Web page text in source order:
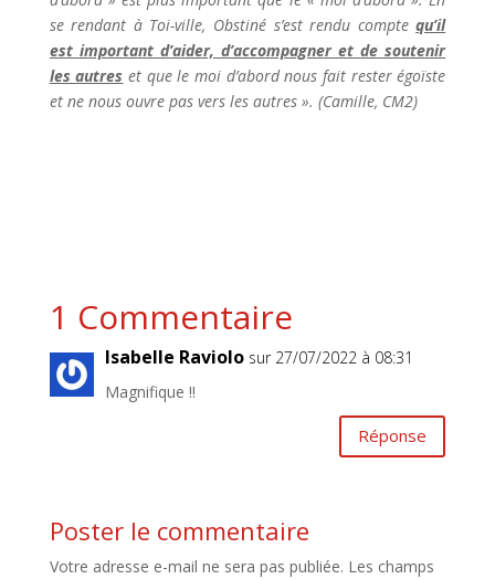
se rendant à Toi-ville, Obstiné s’est rendu comptequ’il
est important d’aider, d’accompagner et de soutenir
les autres et que le moi d’abord nous fait rester égoïste
et ne nous ouvre pas vers les autres ». (Camille, CM2)
1 Commentaire
Isabelle Raviolo sur 27/07/2022 à 08:31
Magnifique !!
Réponse
Poster le commentaire
Votre adresse e-mail ne sera pas publiée. Les champs